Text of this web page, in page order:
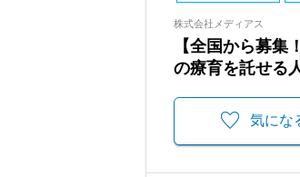
株式会社メディアス
【全国から募
の療育を託せる
気にな